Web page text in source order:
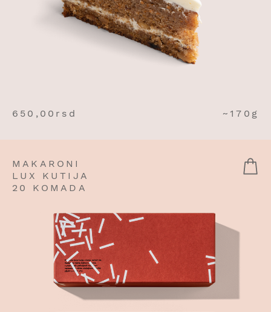
650,00 rsd ~170g
MAKARONI
LUX KUTIJA
20 KOMADA